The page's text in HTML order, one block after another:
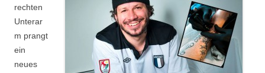
rechten
Unterar
m prangt
ein
neues